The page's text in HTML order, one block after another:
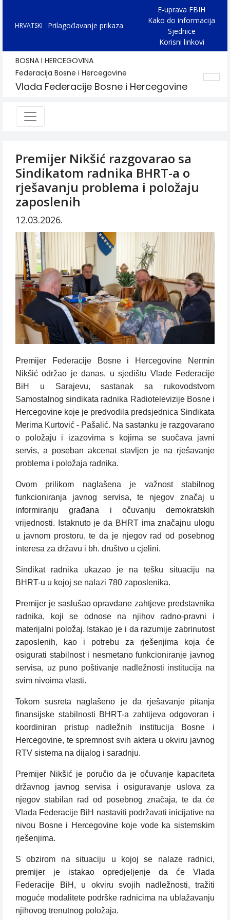
HRVATSKI Prilagođavanje prikaza
E-uprava FBIH
Kako do informacija
Sjednice
Korisni linkovi
BOSNA I HERCEGOVINA
Federacija Bosne i Hercegovine
Vlada Federacije Bosne i Hercegovine
Premijer Nikšić razgovarao sa
Sindikatom radnika BHRT-a o
rješavanju problema i položaju
zaposlenih
12.03.2026.
Premijer Federacije Bosne i Hercegovine Nermin
Nikšić održao je danas, u sjedištu Vlade Federacije
BiH u Sarajevu, sastanak sa rukovodstvom
Samostalnog sindikata radnika Radiotelevizije Bosne i
Hercegovine koje je predvodila predsjednica Sindikata
Merima Kurtović - Pašalić. Na sastanku je razgovarano
o položaju i izazovima s kojima se suočava javni
servis, a poseban akcenat stavljen je na rješavanje
problema i položaja radnika.
Ovom prilikom naglašena je važnost stabilnog
funkcioniranja javnog servisa, te njegov značaj u
informiranju građana i očuvanju demokratskih
vrijednosti. Istaknuto je da BHRT ima značajnu ulogu
u javnom prostoru, te da je njegov rad od posebnog
interesa za državu i bh. društvo u cjelini.
Sindikat radnika ukazao je na tešku situaciju na
BHRT-u u kojoj se nalazi 780 zaposlenika.
Premijer je saslušao opravdane zahtjeve predstavnika
radnika, koji se odnose na njihov radno-pravni i
materijalni položaj. Istakao je i da razumije zabrinutost
zaposlenih, kao i potrebu za rješenjima koja će
osigurati stabilnost i nesmetano funkcioniranje javnog
servisa, uz puno poštivanje nadležnosti institucija na
svim nivoima vlasti.
Tokom susreta naglašeno je da rješavanje pitanja
finansijske stabilnosti BHRT-a zahtijeva odgovoran i
koordiniran pristup nadležnih institucija Bosne i
Hercegovine, te spremnost svih aktera u okviru javnog
RTV sistema na dijalog i saradnju.
Premijer Nikšić je poručio da je očuvanje kapaciteta
državnog javnog servisa i osiguravanje uslova za
njegov stabilan rad od posebnog značaja, te da će
Vlada Federacije BiH nastaviti podržavati inicijative na
nivou Bosne i Hercegovine koje vode ka sistemskim
rješenjima.
S obzirom na situaciju u kojoj se nalaze radnici,
premijer je istakao opredjeljenje da će Vlada
Federacije BiH, u okviru svojih nadležnosti, tražiti
moguće modalitete podrške radnicima na ublažavanju
njihovog trenutnog položaja.